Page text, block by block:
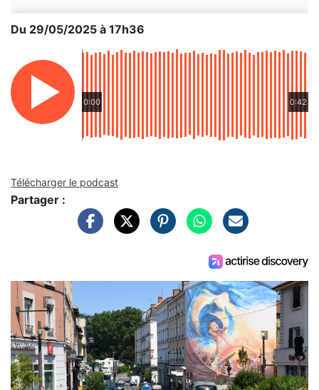
Du 29/05/2025 à 17h36
0:00 0:42
Télécharger le podcast
Partager :